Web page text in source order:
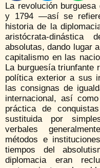
La revolución
y 1794 —así se
historia de la
aristócrata-dinástica
absolutas, dando lugar
capitalismo en las
La burguesía triunfante
política exterior a sus
las consignas de
internacional, así
práctica de
sustituida por
verbales
métodos e
tiempos del
diplomacia eran